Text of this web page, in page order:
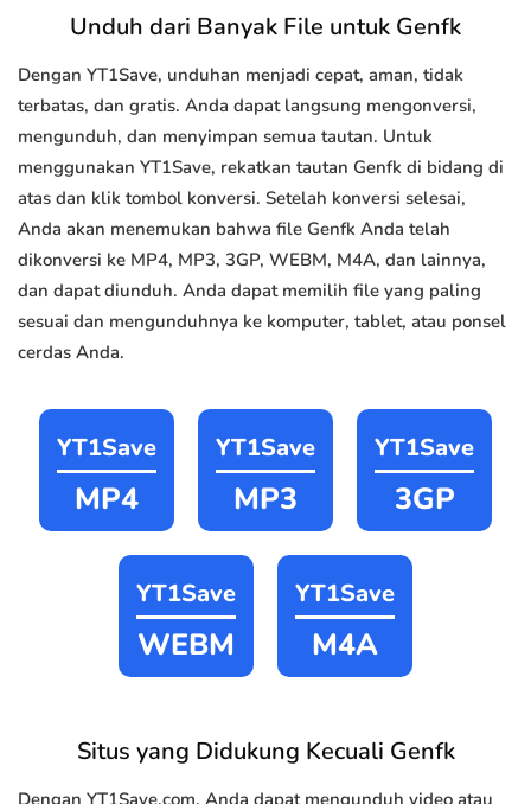
Unduh dari Banyak File untuk Genfk
Dengan YT1Save, unduhan menjadi cepat, aman, tidak
terbatas, dan gratis. Anda dapat langsung mengonversi,
mengunduh, dan menyimpan semua tautan. Untuk
menggunakan YT1Save, rekatkan tautan Genfk di bidang di
atas dan klik tombol konversi. Setelah konversi selesai,
Anda akan menemukan bahwa file Genfk Anda telah
dikonversi ke MP4, MP3, 3GP, WEBM, M4A, dan lainnya,
dan dapat diunduh. Anda dapat memilih file yang paling
sesuai dan mengunduhnya ke komputer, tablet, atau ponsel
cerdas Anda.
YT1Save
MP4
YT1Save
MP3
YT1Save
3GP
YT1Save
WEBM
YT1Save
M4A
Situs yang Didukung Kecuali Genfk